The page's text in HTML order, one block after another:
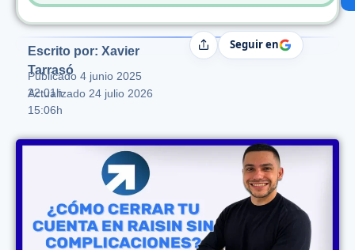
Escrito por: Xavier
Tarrasó
Publicado 4 junio 2025
22:01h
Actualizado 24 julio 2026
15:06h
CompartirSeguir en